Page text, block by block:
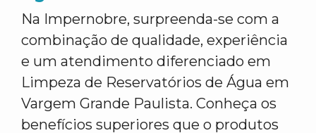
Na Impernobre, surpreenda-se com a
combinação de qualidade, experiência
e um atendimento diferenciado em
Limpeza de Reservatórios de Água em
Vargem Grande Paulista. Conheça os
benefícios superiores que o produtos